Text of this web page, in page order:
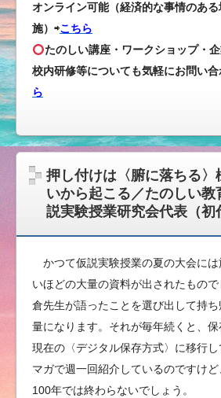
オンライン可能（経済的な事情のあ
施）⇨こちら
たのしい講座・ワークショップ・
校内研修等についても気軽にお問い
ら
押し付けは〈腑に落ちる〉
いから起こる／たのしい教
説実験授業研究会代表（初
かつて仮説実験授業の夏の大会には
いほどの大量の資料が出されたもの
倉先生が語ったことを選び出して持
量になります。それが毎年続くと、保
現在の〈デジタル保存方式〉に移行
マガで週一回紹介しているのですけ
100年では終わらないでしょう。